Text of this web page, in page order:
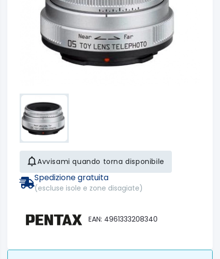
Avvisami quando torna disponibile
Spedizione gratuita
(escluse isole e zone disagiate)
EAN: 4961333208340